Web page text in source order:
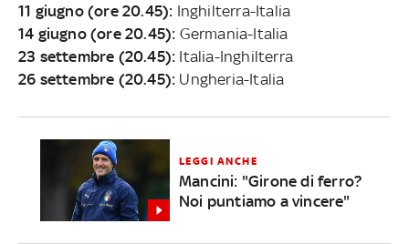
11 giugno (ore 20.45): Inghilterra-Italia
14 giugno (ore 20.45): Germania-Italia
23 settembre (20.45): Italia-Inghilterra
26 settembre (20.45): Ungheria-Italia
LEGGI ANCHE
Mancini: "Girone di ferro?
Noi puntiamo a vincere"